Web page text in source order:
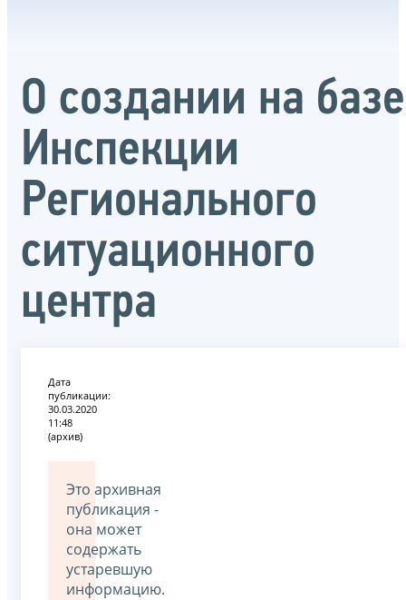
О создании на базе
Инспекции
Регионального
ситуационного
центра
Дата
публикации:
30.03.2020
11:48
(архив)
Это архивная
публикация -
она может
содержать
устаревшую
информацию.